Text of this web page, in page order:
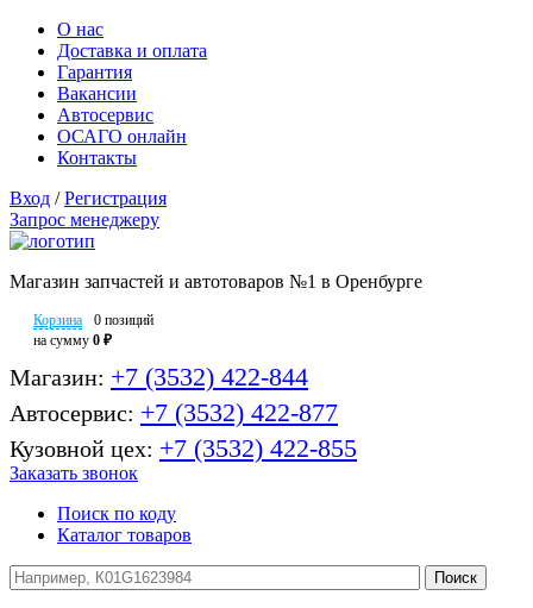
О нас
Доставка и оплата
Гарантия
Вакансии
Автосервис
ОСАГО онлайн
Контакты
Вход / Регистрация
Запрос менеджеру
Магазин запчастей и автотоваров №1 в Оренбурге
Корзина
0 позиций
на сумму 0 ₽
Магазин: +7 (3532) 422-844
Автосервис: +7 (3532) 422-877
Кузовной цех: +7 (3532) 422-855
Заказать звонок
Поиск по коду
Каталог товаров